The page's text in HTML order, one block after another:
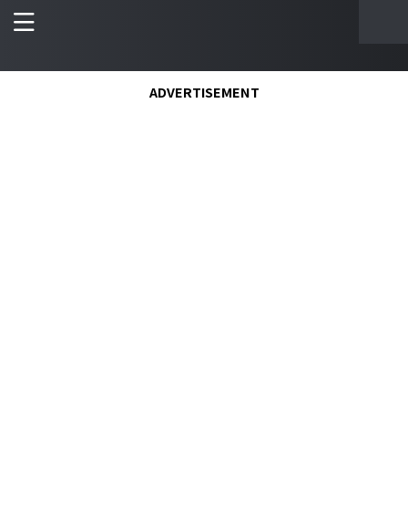
ADVERTISEMENT